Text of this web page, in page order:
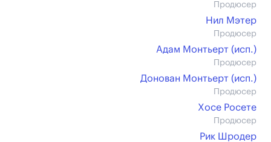
Продюсер
Нил Мэтер
Продюсер
Адам Монтьерт (иcп.)
Продюсер
Донован Монтьерт (иcп.)
Продюсер
Хосе Росете
Продюсер
Рик Шродер